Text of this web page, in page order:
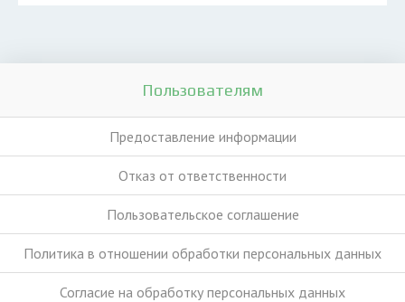
Пользователям
Предоставление информации
Отказ от ответственности
Пользовательское соглашение
Политика в отношении обработки персональных данных
Согласие на обработку персональных данных